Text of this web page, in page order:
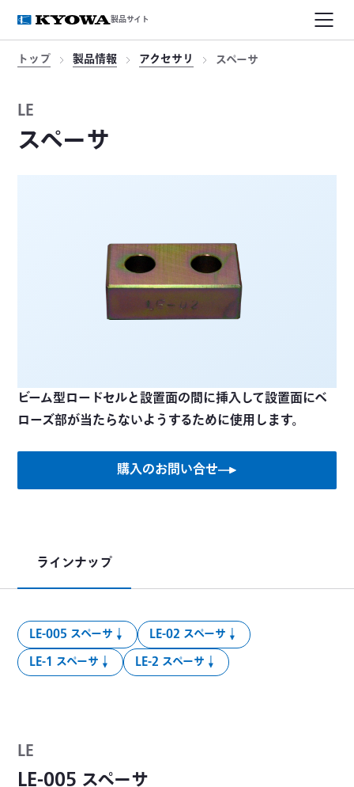
製品サイト
トップ 製品情報 アクセサリ スペーサ
LE
スペーサ
ビーム型ロードセルと設置面の間に挿入して設置面にベ
ローズ部が当たらないようするために使用します。
購入のお問い合せ
ラインナップ
LE-005 スペーサ
LE-02 スペーサ
LE-1 スペーサ
LE-2 スペーサ
LE
LE-005 スペーサ